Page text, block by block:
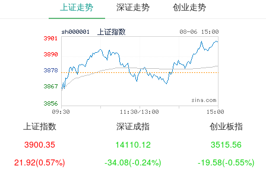
上证走势 深证走势 创业走势
上证指数
3900.35
21.92(0.57%)
深证成指
14110.12
-34.08(-0.24%)
创业板指
3515.56
-19.58(-0.55%)